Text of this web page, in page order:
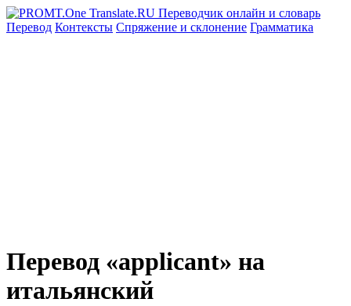
Перевод Контексты Спряжение и склонение Грамматика
Перевод «applicant» на
итальянский